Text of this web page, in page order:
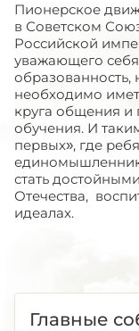
Пионерское
в Советском
Российской
уважающего себя
необходимо
круга общения
обучения. И
первых», где
стать
Отечества,
идеалах.
Главные